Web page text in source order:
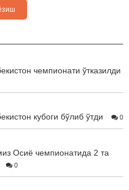
чемпионати ўтказилди
кубоги бўлиб ўтди 0
Осиё чемпионатида 2 та
0